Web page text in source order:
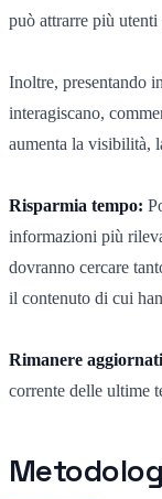
può attrarre più
Inoltre, presentando
interagiscano,
aumenta la visibilità,
Risparmia tempo:
informazioni più
dovranno cercare
il contenuto di cui
Rimanere
corrente delle ultime